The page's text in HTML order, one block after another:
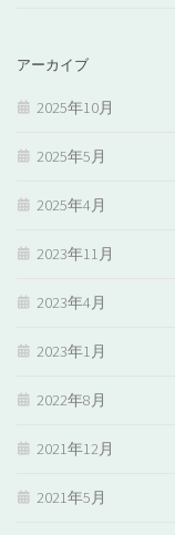
アーカイブ
2025年10月
2025年5月
2025年4月
2023年11月
2023年4月
2023年1月
2022年8月
2021年12月
2021年5月